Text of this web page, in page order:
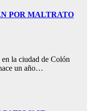
POR MALTRATO
la ciudad de Colón
un año…